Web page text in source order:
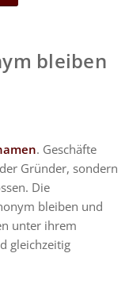
bleiben
. Geschäfte
Gründer, sondern
Die
bleiben und
unter ihrem
gleichzeitig